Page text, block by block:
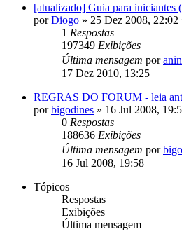
[atualizado] Guia para iniciantes
porDiogo » 25 Dez 2008, 22:02
1 Respostas
197349 Exibições
Última mensagem por
17 Dez 2010, 13:25
REGRAS DO FORUM - leia
porbigodines » 16 Jul 2008,
0 Respostas
188636 Exibições
Última mensagem por
16 Jul 2008, 19:58
Tópicos
Respostas
Exibições
Última mensagem